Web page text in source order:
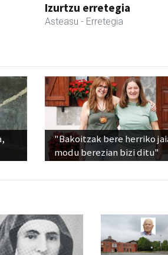
Izurtzu erretegia
Asteasu - Erretegia
"Bakoitzak bere herriko
modu berezian bizi ditu"